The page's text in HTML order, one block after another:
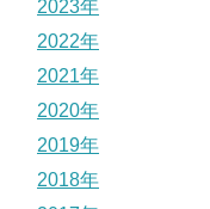
2023年
2022年
2021年
2020年
2019年
2018年